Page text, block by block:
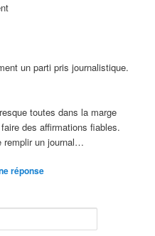
un parti pris journalistique.
toutes dans la marge
des affirmations fiables.
remplir un journal…
réponse